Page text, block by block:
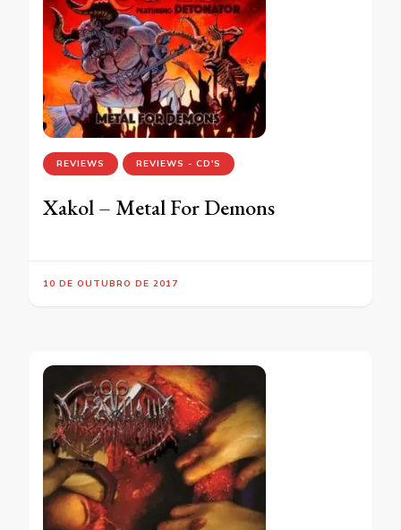
REVIEWS REVIEWS - CD'S
Xakol – Metal For Demons
10 DE OUTUBRO DE 2017